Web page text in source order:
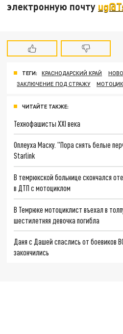
электронную почту
ТЕГИ: КРАСНОДАРСКИЙ КРАЙ
ЗАКЛЮЧЕНИЕ ПОД СТРАЖУ
ЧИТАЙТЕ ТАКЖЕ:
Технофашисты XXI века
Оплеуха Маску. "Пора снять белые
Starlink
В темрюкской больнице скончался
в ДТП с мотоциклом
В Темрюке мотоциклист въехал в
шестилетняя девочка погибла
Даня с Дашей спаслись от боевиков
закончились